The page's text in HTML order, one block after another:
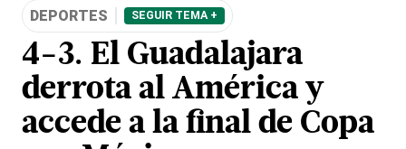
DEPORTES SEGUIR TEMA +
4-3. El Guadalajara
derrota al América y
accede a la final de Copa